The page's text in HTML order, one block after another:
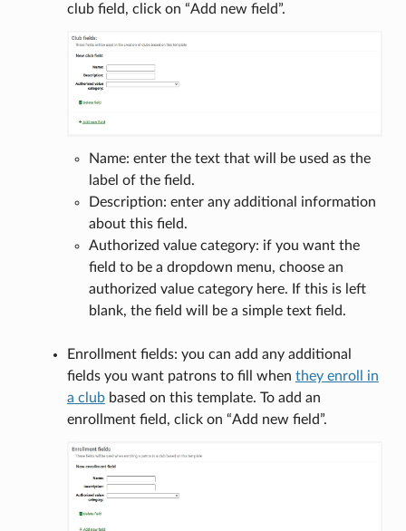
club field, click on “Add new field”.
Name: enter the text that will be used as the
label of the field.
Description: enter any additional information
about this field.
Authorized value category: if you want the
field to be a dropdown menu, choose an
authorized value category here. If this is left
blank, the field will be a simple text field.
Enrollment fields: you can add any additional
fields you want patrons to fill when they enroll in
a clubbased on this template. To add an
enrollment field, click on “Add new field”.